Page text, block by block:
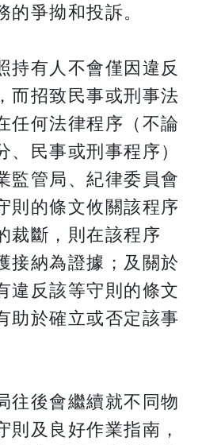
爭拗和投訴。
持有人不會僅因違反
而招致民事或刑事法
任何法律程序（不論
民事或刑事程序）
監管局、紀律委員會
則的條文攸關該程序
裁斷，則在該程序
接納為證據；及關於
違反該等守則的條文
助於確立或否定該事
往後會繼續就不同物
則及良好作業指南，